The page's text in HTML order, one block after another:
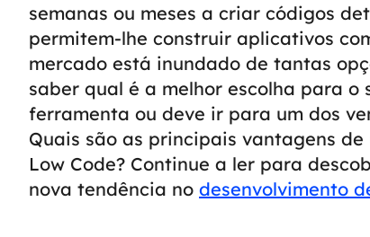
semanas ou meses a criar códigos
permitem-lhe construir aplicativos
mercado está inundado de tantas
saber qual é a melhor escolha para o
ferramenta ou deve ir para um dos
Quais são as principais vantagens
Low Code? Continue a ler para
nova tendência no desenvolvimento